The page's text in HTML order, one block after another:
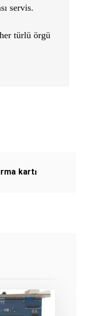
servis.
türlü örgü
kartı